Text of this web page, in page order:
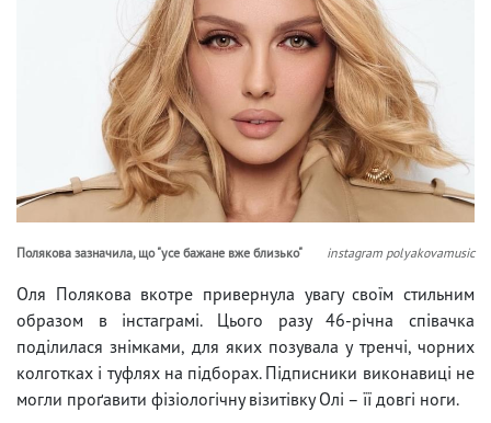
Полякова зазначила, що "усе бажане вже близько" instagram polyakovamusic
Оля Полякова вкотре привернула увагу своїм стильним
образом в інстаграмі. Цього разу 46-річна співачка
поділилася знімками, для яких позувала у тренчі, чорних
колготках і туфлях на підборах. Підписники виконавиці не
могли проґавити фізіологічну візитівку Олі – її довгі ноги.